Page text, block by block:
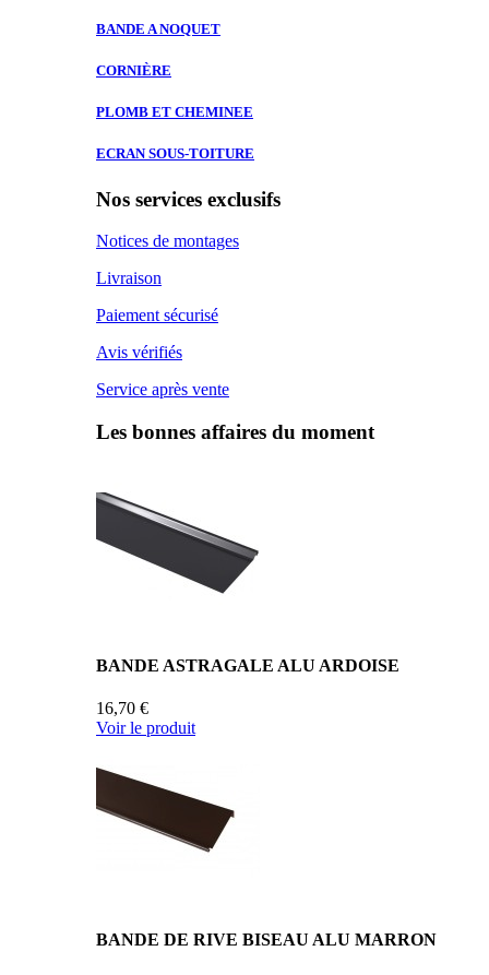
BANDE ANOQUET
CORNIÈRE
PLOMB ET CHEMINEE
ECRAN SOUS-TOITURE
Nos services exclusifs
Notices de montages
Livraison
Paiement sécurisé
Avis vérifiés
Service après vente
Les bonnes affaires du moment
BANDE ASTRAGALE ALU ARDOISE
16,70 €
Voir le produit
BANDE DE RIVE BISEAU ALU MARRON